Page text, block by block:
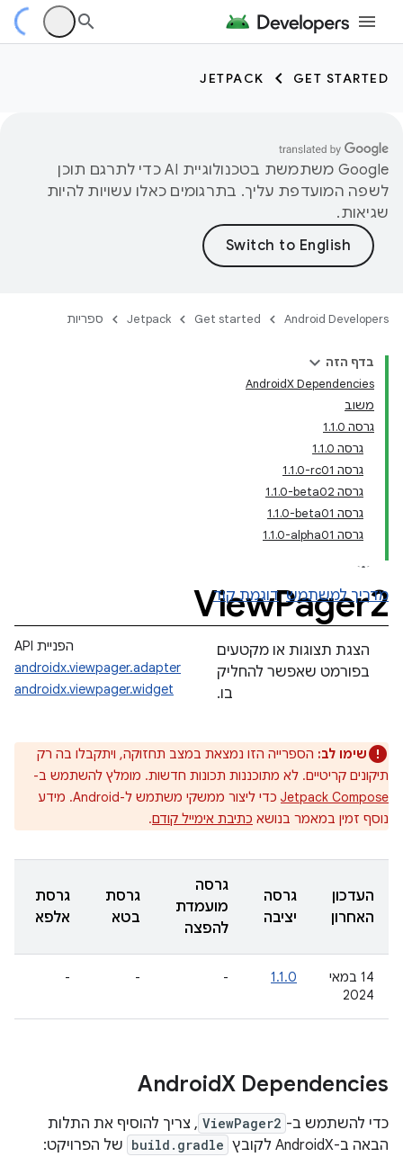
GET STARTED
JETPACK
‫Google משתמשת בטכנולוגיית AI כדי לתרגם תוכן
לשפה המועדפת עליך. בתרגומים כאלו עשויות להיות
שגיאות.
Android Developers
Get started
Jetpack ספריות
בדף הזה
AndroidX Dependencies
משוב
גרסה 1.1.0
גרסה 1.1.0
גרסה ‎1.1.0-rc01
גרסה ‎1.1.0-beta02
גרסה ‎1.1.0-beta01
גרסה ‎1.1.0-alpha01
ViewPager2
מדריך למשתמש דוגמת קוד
הפניית API
androidx.viewpager.adapter
androidx.viewpager.widget
הצגת תצוגות או מקטעים
בפורמט שאפשר להחליק
בו.
שימו לב: הספרייה הזו נמצאת במצב תחזוקה, ויתקבלו בה רק
תיקונים קריטיים. לא מתוכננות תכונות חדשות. מומלץ להשתמש ב-
Jetpack Compose
כדי ליצור ממשקי משתמש ל-Android. מידע
נוסף זמין במאמר בנושא כתיבת אימייל קודם.
העדכון
האחרון
גרסה
יציבה
גרסה
מועמדת
להפצה
גרסת
בטא
גרסת
אלפא
‫14 במאי
2024
1.1.0
-
-
-
AndroidX Dependencies
כדי להשתמש ב- ViewPager2 , צריך להוסיף את התלות
הבאה ב-AndroidX לקובץ
build.gradle של הפרויקט: